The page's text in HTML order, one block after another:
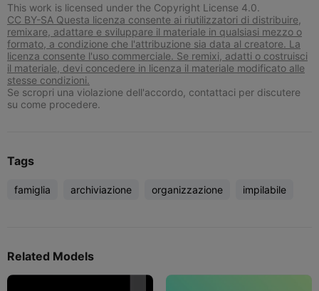
This work is licensed under the Copyright License 4.0.
CC BY-SA Questa licenza consente ai riutilizzatori di distribuire,
remixare, adattare e sviluppare il materiale in qualsiasi mezzo o
formato, a condizione che l'attribuzione sia data al creatore. La
licenza consente l'uso commerciale. Se remixi, adatti o costruisci
il materiale, devi concedere in licenza il materiale modificato alle
stesse condizioni.
Se scropri una violazione dell'accordo, contattaci per discutere
su come procedere.
Tags
famiglia archiviazione organizzazione impilabile
Related Models